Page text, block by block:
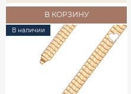
В КОРЗИНУ
В наличии